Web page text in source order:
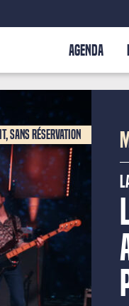
AGENDA
sans réservation